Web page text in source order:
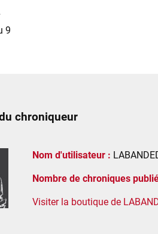
9
chroniqueur
Nom d'utilisateur :
Nombre de chroniques
Visiter la boutique de